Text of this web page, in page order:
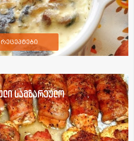
რეცეპტები
სამზარეულო